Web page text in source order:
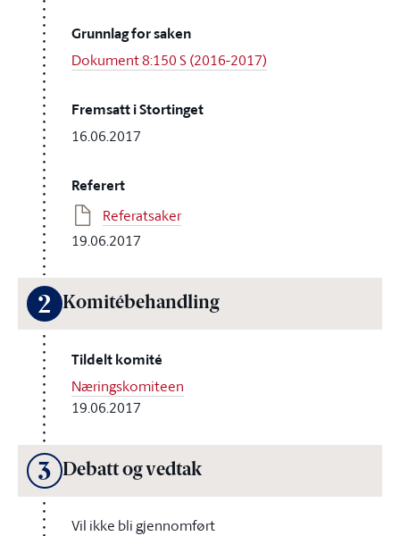
Grunnlag for saken
Dokument 8:150 S (2016-2017)
Fremsatt i Stortinget
16.06.2017
Referert
Referatsaker
19.06.2017
2 Komitébehandling
Tildelt komité
Næringskomiteen
19.06.2017
3 Debatt og vedtak
Vil ikke bli gjennomført